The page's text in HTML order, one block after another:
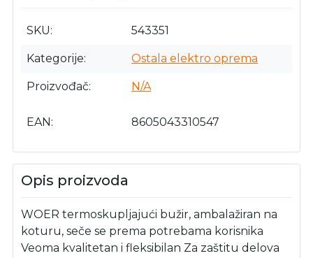
SKU 543351
Kategorije Ostala elektro oprema
Proizvođač N/A
EAN 8605043310547
Opis proizvoda
WOER termoskupljajući bužir, ambalažiran na
koturu, seče se prema potrebama korisnika
Veoma kvalitetan i fleksibilan Za zaštitu delova